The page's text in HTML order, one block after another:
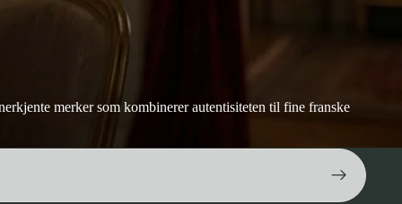
merker som kombinerer autentisiteten til fine franske